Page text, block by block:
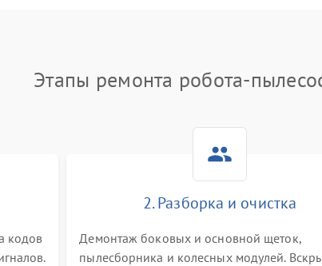
Этапы ремонта робота-
кодов
2. Разборка и очистка
Демонтаж боковых и основной щеток,
пылесборника и колесных модулей.